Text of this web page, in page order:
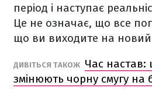
період і наступає
Це не означає, що все
що ви виходите на новий
ДИВІТЬСЯ ТАКОЖ Час настав:
змінюють чорну смугу на